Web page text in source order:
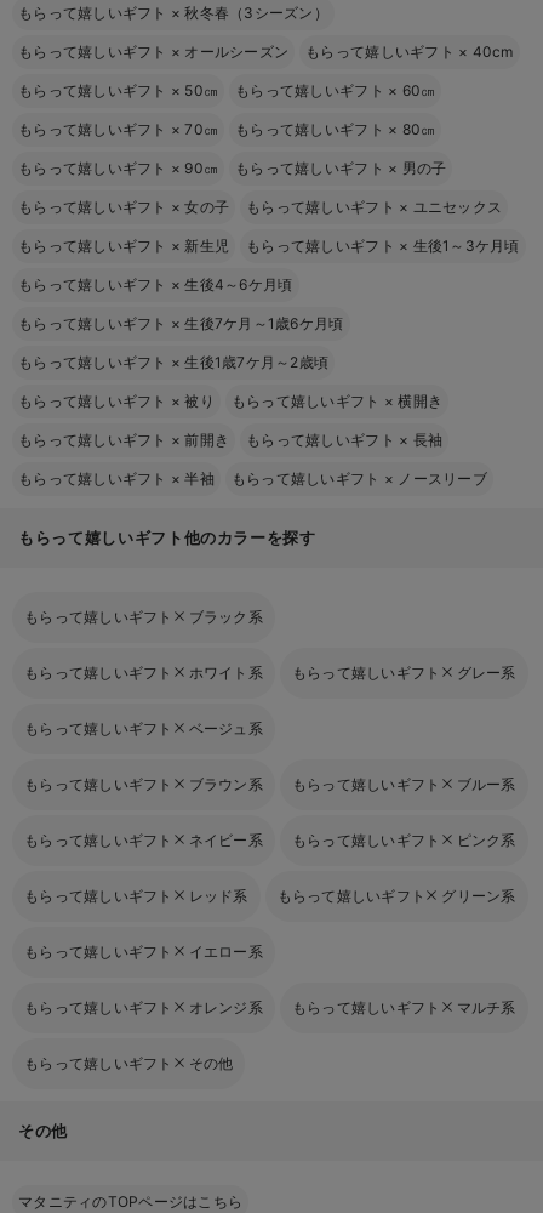
もらって嬉しいギフト ×秋冬春（3シーズン）
もらって嬉しいギフト × オールシーズン もらって嬉しいギフト × 40cm
もらって嬉しいギフト × 50㎝ もらって嬉しいギフト × 60㎝
もらって嬉しいギフト ×70㎝ もらって嬉しいギフト × 80㎝
もらって嬉しいギフト × 90㎝ もらって嬉しいギフト × 男の子
もらって嬉しいギフト ×女の子 もらって嬉しいギフト × ユニセックス
もらって嬉しいギフト × 新生児 もらって嬉しいギフト × 生後1～3ケ月頃
もらって嬉しいギフト ×生後4～6ケ月頃
もらって嬉しいギフト ×生後7ケ月～1歳6ケ月頃
もらって嬉しいギフト ×生後1歳7ケ月～2歳頃
もらって嬉しいギフト ×被り もらって嬉しいギフト ×横開き
もらって嬉しいギフト ×前開き もらって嬉しいギフト × 長袖
もらって嬉しいギフト ×半袖 もらって嬉しいギフト × ノースリーブ
もらって嬉しいギフト他のカラーを探す
もらって嬉しいギフト ブラック系
もらって嬉しいギフト ホワイト系 もらって嬉しいギフト グレー系
もらって嬉しいギフト ベージュ系
もらって嬉しいギフト ブラウン系 もらって嬉しいギフト ブルー系
もらって嬉しいギフト ネイビー系 もらって嬉しいギフト ピンク系
もらって嬉しいギフト レッド系 もらって嬉しいギフト グリーン系
もらって嬉しいギフト イエロー系
もらって嬉しいギフト オレンジ系 もらって嬉しいギフト マルチ系
もらって嬉しいギフト その他
その他
マタニティのTOPページはこちら